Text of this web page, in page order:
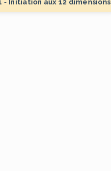
- Initiation aux 12 dimensions